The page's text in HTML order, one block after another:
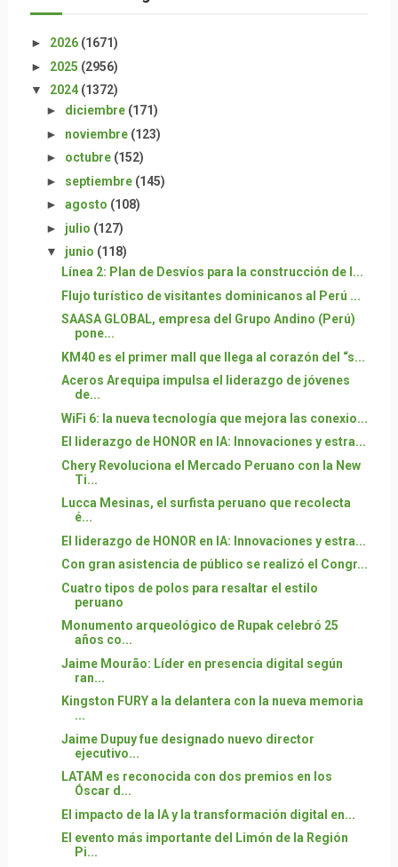
► 2026 (1671)
► 2025 (2956)
▼ 2024 (1372)
► diciembre (171)
► noviembre (123)
► octubre (152)
► septiembre (145)
► agosto (108)
► julio (127)
▼ junio (118)
Línea 2: Plan de Desvíos para la construcción de l...
Flujo turístico de visitantes dominicanos al Perú ...
SAASA GLOBAL, empresa del Grupo Andino (Perú)
pone...
KM40 es el primer mall que llega al corazón del “s...
Aceros Arequipa impulsa el liderazgo de jóvenes
de...
WiFi 6: la nueva tecnología que mejora las conexio...
El liderazgo de HONOR en IA: Innovaciones y estra...
Chery Revoluciona el Mercado Peruano con la New
Ti...
Lucca Mesinas, el surfista peruano que recolecta
é...
El liderazgo de HONOR en IA: Innovaciones y estra...
Con gran asistencia de público se realizó el Congr...
Cuatro tipos de polos para resaltar el estilo
peruano
Monumento arqueológico de Rupak celebró 25
años co...
Jaime Mourão: Líder en presencia digital según
ran...
Kingston FURY a la delantera con la nueva memoria
...
Jaime Dupuy fue designado nuevo director
ejecutivo...
LATAM es reconocida con dos premios en los
Óscar d...
El impacto de la IA y la transformación digital en...
El evento más importante del Limón de la Región
Pi...